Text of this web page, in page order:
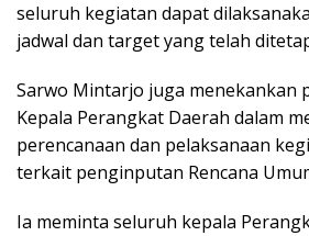
seluruh kegiatan dapat
jadwal dan target yang telah
Sarwo Mintarjo juga menekankan
Kepala Perangkat Daerah dalam
perencanaan dan pelaksanaan
terkait penginputan Rencana
Ia meminta seluruh kepala